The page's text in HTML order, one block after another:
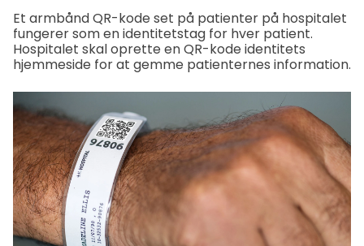
Et armbånd QR-kode set på patienter på hospitalet
fungerer som en identitetstag for hver patient.
Hospitalet skal oprette en QR-kode identitets
hjemmeside for at gemme patienternes information.